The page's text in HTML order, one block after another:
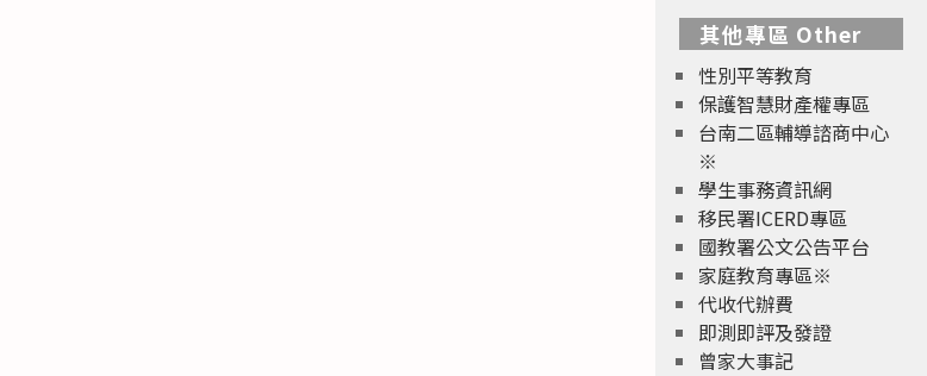
其他專區 Other
性別平等教育
保護智慧財產權專區
台南二區輔導諮商中心
※
學生事務資訊網
移民署ICERD專區
國教署公文公告平台
家庭教育專區※
代收代辦費
即測即評及發證
曾家大事記